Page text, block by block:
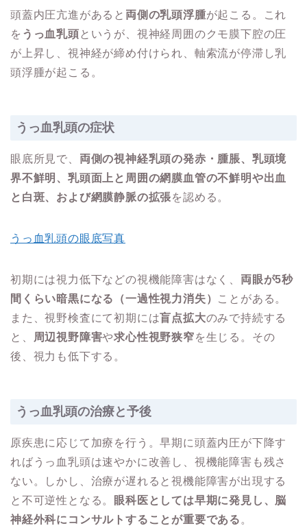
頭蓋内圧亢進があると 両側の乳頭浮腫が起こる。これ
を うっ血乳頭 というが、視神経周囲のクモ膜下腔の圧
が上昇し、視神経が締め付けられ、軸索流が停滞し乳
頭浮腫が起こる。
うっ血乳頭の症状
眼底所見で、 両側の視神経乳頭の発赤・腫脹、乳頭境
界不鮮明 、乳頭面上と周囲の網膜血管の不鮮明や出血
と白斑、および網膜静脈の拡張を認める。
うっ血乳頭の眼底写真
初期には視力低下などの視機能障害はなく、 両眼が5秒
間くらい暗黒になる（一過性視力消失） ことがある。
また、視野検査にて初期には盲点拡大のみで持続する
と、
周辺視野障害や求心性視野狭窄を生じる。その
後、視力も低下する。
うっ血乳頭の治療と予後
原疾患に応じて加療を行う。早期に頭蓋内圧が下降す
ればうっ血乳頭は速やかに改善し、視機能障害も残さ
ない。しかし、治療が遅れると視機能障害が出現する
と不可逆性となる。
眼科医としては早期に発見し、脳
神経外科にコンサルトすることが重要である 。